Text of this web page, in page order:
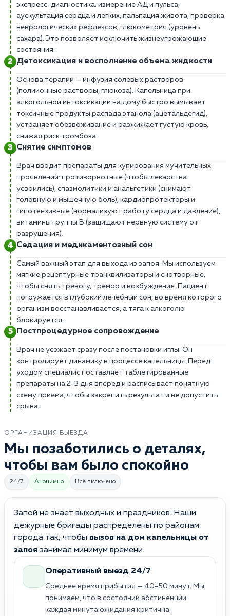
экспресс-диагностика: измерение АД и пульса,
аускультация сердца и легких, пальпация живота, проверка
неврологических рефлексов, глюкометрия (уровень
сахара). Это позволяет исключить жизнеугрожающие
состояния.
Детоксикация и восполнение объема жидкости
Основа терапии — инфузия солевых растворов
(полиионные растворы, глюкоза). Капельница при
алкогольной интоксикации на дому быстро вымывает
токсичные продукты распада этанола (ацетальдегид),
устраняет обезвоживание и разжижает густую кровь,
снижая риск тромбоза.
Снятие симптомов
Врач вводит препараты для купирования мучительных
проявлений: противорвотные (чтобы лекарства
усвоились), спазмолитики и анальгетики (снимают
головную и мышечную боль), кардиопротекторы и
гипотензивные (нормализуют работу сердца и давление),
витамины группы В (защищают нервную систему от
разрушения).
Седация и медикаментозный сон
Самый важный этап для выхода из запоя. Мы используем
мягкие рецептурные транквилизаторы и снотворные,
чтобы снять тревогу, тремор и возбуждение. Пациент
погружается в глубокий лечебный сон, во время которого
организм восстанавливается, а тяга к алкоголю
блокируется.
Постпроцедурное сопровождение
Врач не уезжает сразу после постановки иглы. Он
контролирует динамику в процессе капельницы. Перед
уходом специалист оставляет таблетированные
препараты на 2–3 дня вперед и расписывает понятную
схему приема, чтобы закрепить результат и не допустить
срыва.
ОРГАНИЗАЦИЯ ВЫЕЗДА
Мы позаботились о деталях,
чтобы вам было спокойно
24/7 Анонимно Всё включено
Запой не знает выходных и праздников. Наши
дежурные бригады распределены по районам
города так, чтобы вызов на дом капельницы от
запоя занимал минимум времени.
Оперативный выезд 24/7
Среднее время прибытия — 40–50 минут. Мы
понимаем, что в состоянии абстиненции
каждая минута ожидания критична.